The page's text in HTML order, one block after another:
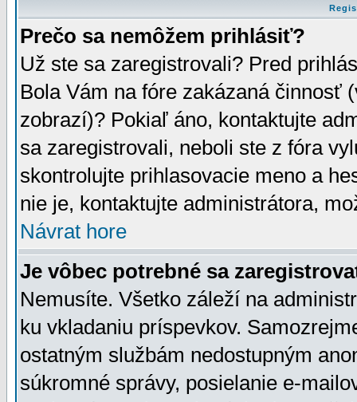
Prečo sa nemôžem prihlásiť?
Už ste sa zaregistrovali? Pred
Bola Vám na fóre zakázaná činnosť
zobrazí)? Pokiaľ áno, kontaktujte
sa zaregistrovali, neboli ste z fóra
skontrolujte prihlasovacie meno a
nie je, kontaktujte administrátora,
Návrat hore
Je vôbec potrebné sa
Nemusíte. Všetko záleží na
ku vkladaniu príspevkov.
ostatným službám nedostupným
súkromné správy, posielanie e-